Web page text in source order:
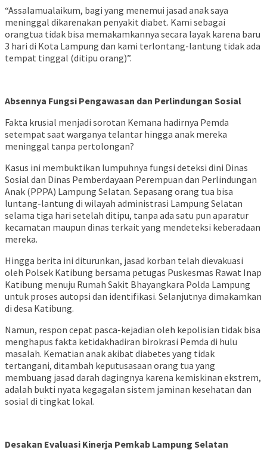
“Assalamualaikum, bagi yang menemui jasad anak saya
meninggal dikarenakan penyakit diabet. Kami sebagai
orangtua tidak bisa memakamkannya secara layak karena baru
3 hari di Kota Lampung dan kami terlontang-lantung tidak ada
tempat tinggal (ditipu orang)”.
Absennya Fungsi Pengawasan dan Perlindungan Sosial
Fakta krusial menjadi sorotan Kemana hadirnya Pemda
setempat saat warganya telantar hingga anak mereka
meninggal tanpa pertolongan?
Kasus ini membuktikan lumpuhnya fungsi deteksi dini Dinas
Sosial dan Dinas Pemberdayaan Perempuan dan Perlindungan
Anak (PPPA) Lampung Selatan. Sepasang orang tua bisa
luntang-lantung di wilayah administrasi Lampung Selatan
selama tiga hari setelah ditipu, tanpa ada satu pun aparatur
kecamatan maupun dinas terkait yang mendeteksi keberadaan
mereka.
Hingga berita ini diturunkan, jasad korban telah dievakuasi
oleh Polsek Katibung bersama petugas Puskesmas Rawat Inap
Katibung menuju Rumah Sakit Bhayangkara Polda Lampung
untuk proses autopsi dan identifikasi. Selanjutnya dimakamkan
di desa Katibung.
Namun, respon cepat pasca-kejadian oleh kepolisian tidak bisa
menghapus fakta ketidakhadiran birokrasi Pemda di hulu
masalah. Kematian anak akibat diabetes yang tidak
tertangani, ditambah keputusasaan orang tua yang
membuang jasad darah dagingnya karena kemiskinan ekstrem,
adalah bukti nyata kegagalan sistem jaminan kesehatan dan
sosial di tingkat lokal.
Desakan Evaluasi Kinerja Pemkab Lampung Selatan